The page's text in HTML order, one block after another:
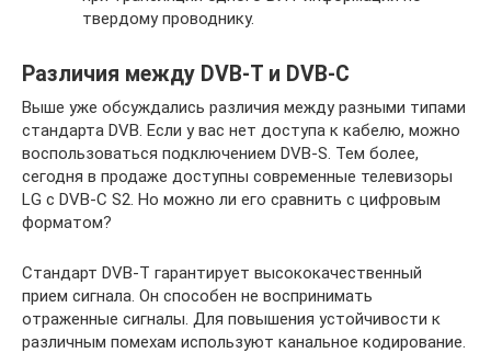
твердому проводнику.
Различия между DVB-Т и DVB-C
Выше уже обсуждались различия между разными типами
стандарта DVB. Если у вас нет доступа к кабелю, можно
воспользоваться подключением DVB-S. Тем более,
сегодня в продаже доступны современные телевизоры
LG с DVB-C S2. Но можно ли его сравнить с цифровым
форматом?
Стандарт DVB-Т гарантирует высококачественный
прием сигнала. Он способен не воспринимать
отраженные сигналы. Для повышения устойчивости к
различным помехам используют канальное кодирование.